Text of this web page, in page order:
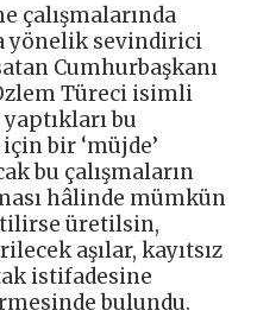
çalışmalarında
yönelik sevindirici
Cumhurbaşkanı
Türeci isimli
bu
bir ‘müjde’
bu çalışmaların
hâlinde mümkün
üretilsin,
aşılar, kayıtsız
istifadesine
bulundu.